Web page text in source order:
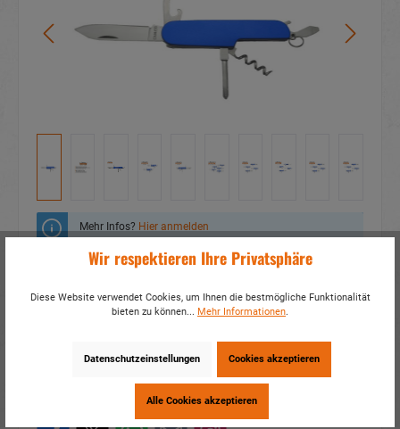
Mehr Infos? Hier anmelden
Zum Merkzettel hinzufügen
Fragen zum Produkt
4014466179770
Dieses Produkt weiterempfehlen:
Wir respektieren Ihre Privatsphäre
Diese Website verwendet Cookies, um Ihnen die bestmögliche Funktionalität
bieten zu können... Mehr Informationen.
Datenschutzeinstellungen Cookies akzeptieren
Alle Cookies akzeptieren